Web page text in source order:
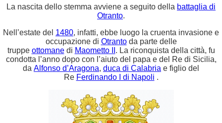
La nascita dello stemma avviene a seguito della battaglia di
Otranto.
Nell’estate del 1480, infatti, ebbe luogo la cruenta invasione e
occupazione di Otrantoda parte delle
truppe ottomanedi Maometto II . La riconquista della città, fu
condotta l’anno dopo con l’aiuto del papa e del Re di Sicilia,
da Alfonso d’Aragona, duca di Calabria e figlio del
Re Ferdinando I di Napoli .